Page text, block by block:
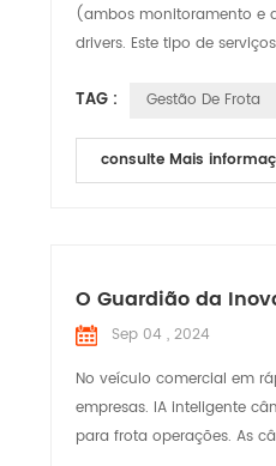
(ambos monitoramento e
drivers. Este tipo de
TAG : Gestão De Frota
consulte Mais
O Guardião da
Sep 04 , 2024
No veículo comercial em
empresas. IA inteligente
para frota operações. As